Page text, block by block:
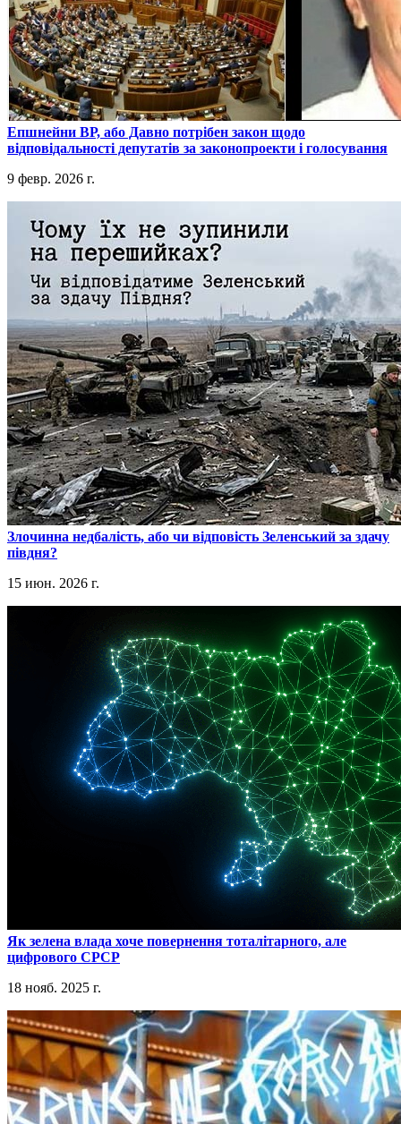
​Епшнейни ВР, або Давно потрібен закон щодо
відповідальності депутатів за законопроекти і голосування
9 февр. 2026 г.
​Злочинна недбалість, або чи відповість Зеленський за здачу
півдня?
15 июн. 2026 г.
​Як зелена влада хоче повернення тоталітарного, але
цифрового СРСР
18 нояб. 2025 г.